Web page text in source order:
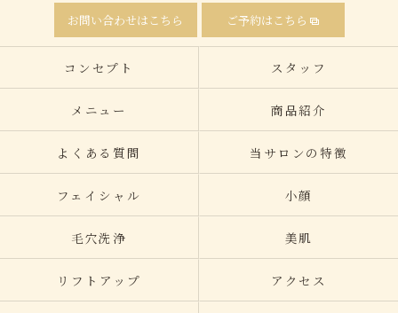
お問い合わせはこちら ご予約はこちら
コンセプト スタッフ
メニュー 商品紹介
よくある質問 当サロンの特徴
フェイシャル 小顔
毛穴洗浄 美肌
リフトアップ アクセス